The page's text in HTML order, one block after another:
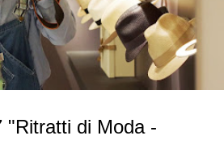
"Ritratti di Moda -